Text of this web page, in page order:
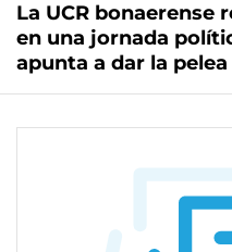
La UCR bonaerense
en una jornada
apunta a dar la pelea